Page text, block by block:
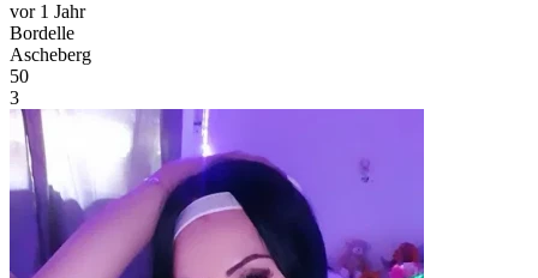
vor 1 Jahr
Bordelle
Ascheberg
50
3